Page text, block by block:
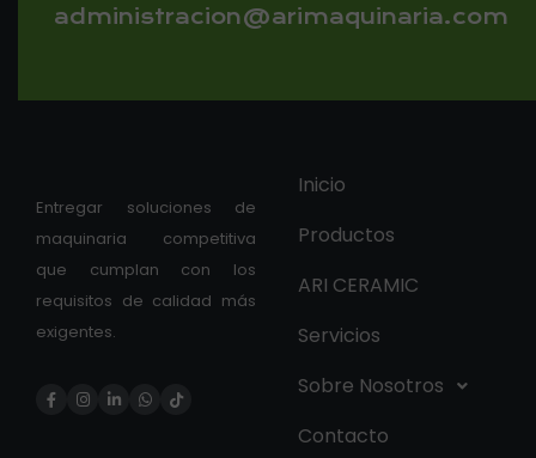
administracion@arimaquinaria.com
Entregar soluciones de
maquinaria competitiva
que cumplan con los
requisitos de calidad más
exigentes.
Inicio
Productos
ARI CERAMIC
Servicios
Sobre Nosotros
Contacto